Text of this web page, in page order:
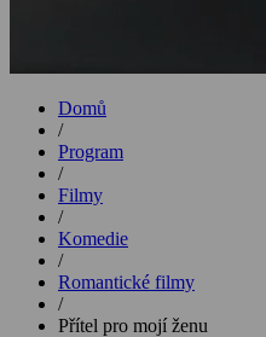
Domů
/
Program
/
Filmy
/
Komedie
/
Romantické filmy
/
Přítel pro mojí ženu